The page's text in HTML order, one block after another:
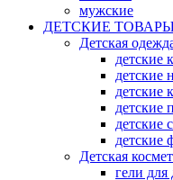
мужские
ДЕТСКИЕ
Детская
детские
детские
детские
детские
детские
детские
Детская
гели